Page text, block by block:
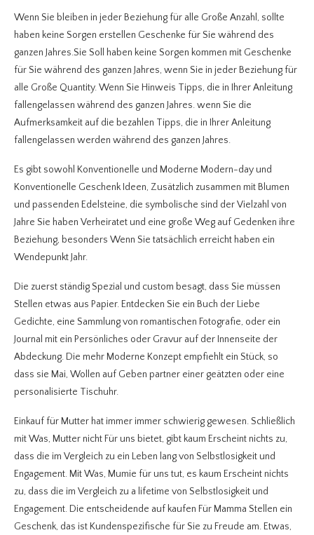
Wenn Sie bleiben in jeder Beziehung für alle Große Anzahl, sollte
haben keine Sorgen erstellen Geschenke für Sie während des
ganzen Jahres.Sie Soll haben keine Sorgen kommen mit Geschenke
für Sie während des ganzen Jahres, wenn Sie in jeder Beziehung für
alle Große Quantity. Wenn Sie Hinweis Tipps, die in Ihrer Anleitung
fallengelassen während des ganzen Jahres. wenn Sie die
Aufmerksamkeit auf die bezahlen Tipps, die in Ihrer Anleitung
fallengelassen werden während des ganzen Jahres.
Es gibt sowohl Konventionelle und Moderne Modern-day und
Konventionelle Geschenk Ideen, Zusätzlich zusammen mit Blumen
und passenden Edelsteine, die symbolische sind der Vielzahl von
Jahre Sie haben Verheiratet und eine große Weg auf Gedenken ihre
Beziehung, besonders Wenn Sie tatsächlich erreicht haben ein
Wendepunkt Jahr.
Die zuerst ständig Spezial und custom besagt, dass Sie müssen
Stellen etwas aus Papier. Entdecken Sie ein Buch der Liebe
Gedichte, eine Sammlung von romantischen Fotografie, oder ein
Journal mit ein Persönliches oder Gravur auf der Innenseite der
Abdeckung. Die mehr Moderne Konzept empfiehlt ein Stück, so
dass sie Mai, Wollen auf Geben partner einer geätzten oder eine
personalisierte Tischuhr.
Einkauf für Mutter hat immer immer schwierig gewesen. Schließlich
mit Was, Mutter nicht Für uns bietet, gibt kaum Erscheint nichts zu,
dass die im Vergleich zu ein Leben lang von Selbstlosigkeit und
Engagement. Mit Was, Mumie für uns tut, es kaum Erscheint nichts
zu, dass die im Vergleich zu a lifetime von Selbstlosigkeit und
Engagement. Die entscheidende auf kaufen Für Mamma Stellen ein
Geschenk, das ist Kundenspezifische für Sie zu Freude am. Etwas,